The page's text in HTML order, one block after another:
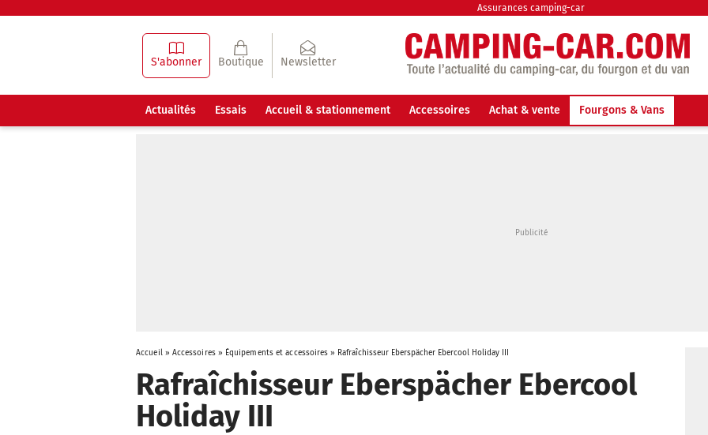
Assurances camping-car
S'abonner Boutique Newsletter
Actualités Essais Accueil & stationnement Accessoires Achat & vente Fourgons & Vans
Accueil» Accessoires» Équipements et accessoires » Rafraîchisseur Eberspächer Ebercool Holiday III
Rafraîchisseur Eberspächer Ebercool
Holiday III